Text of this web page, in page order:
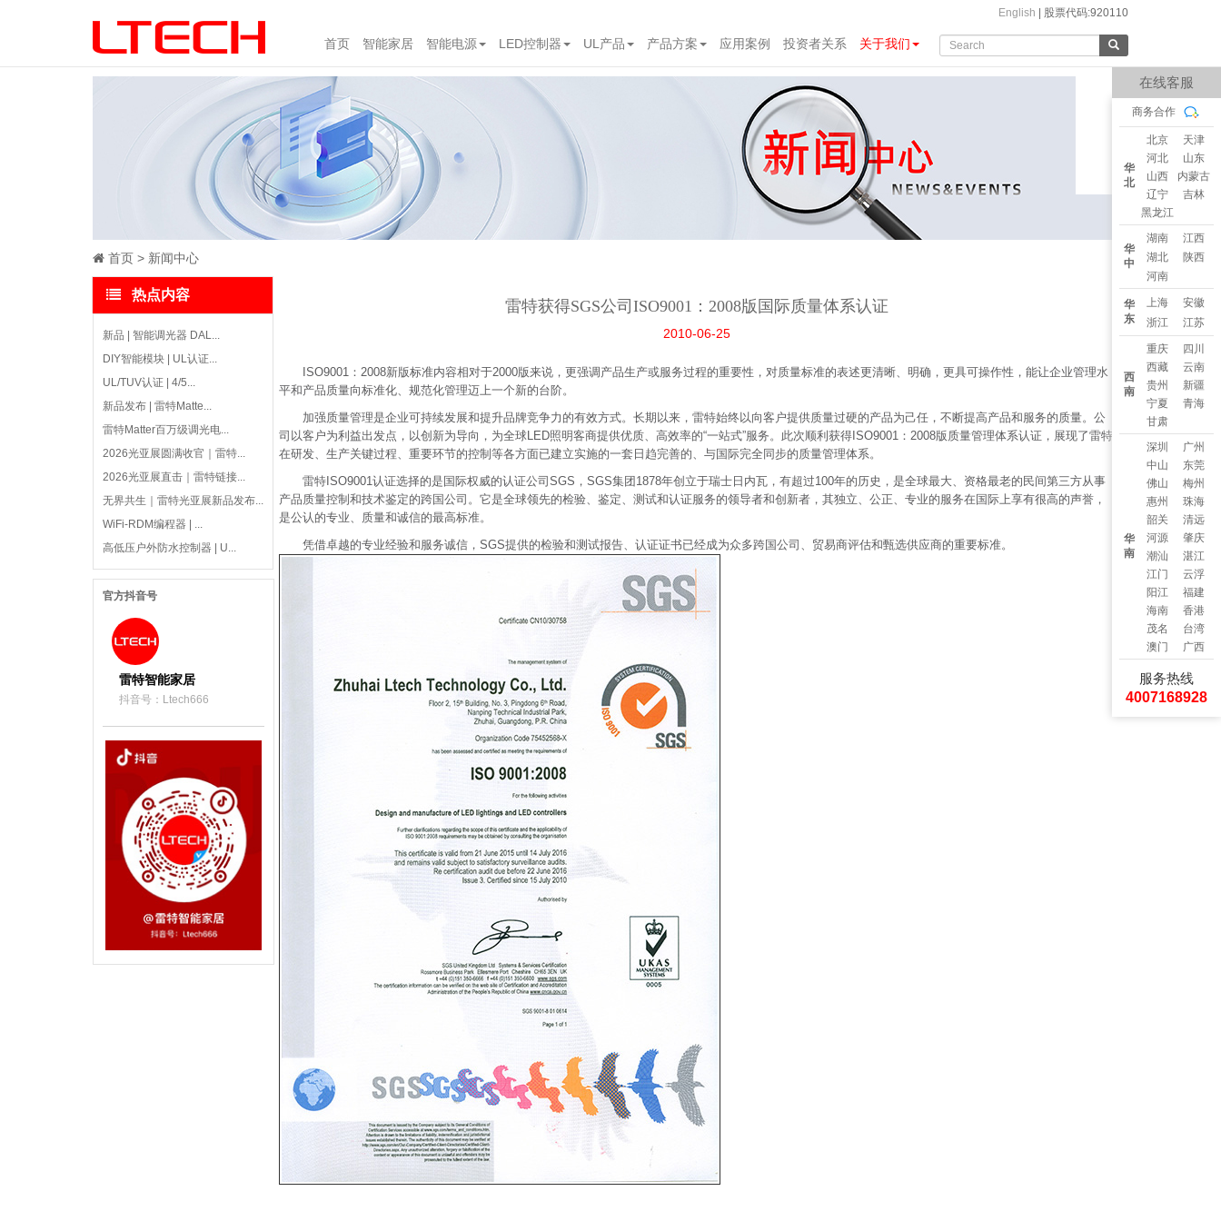
English 股票代码:920110
首页 智能家居 智能电源 LED控制器 UL产品 产品方案 应用案例 投资者关系 关于我们
首页 新闻中心
热点内容
新品 | 智能调光器 DAL...
DIY智能模块 | UL认证...
UL/TUV认证 | 4/5...
新品发布 | 雷特Matte...
雷特Matter百万级调光电...
2026光亚展圆满收官｜雷特...
2026光亚展直击｜雷特链接...
无界共生｜雷特光亚展新品发布...
WiFi-RDM编程器 | ...
高低压户外防水控制器 | U...
官方抖音号
雷特智能家居
抖音号：Ltech666
雷特获得SGS公司ISO9001：2008版国际质量体系认证
2010-06-25
ISO9001：2008新版标准内容相对于2000版来说，更强调产品生产或服务过程的重要性，对质量标准的表述更清晰、明确，更具可操作性，能让企业管理水
平和产品质量向标准化、规范化管理迈上一个新的台阶。
加强质量管理是企业可持续发展和提升品牌竞争力的有效方式。长期以来，雷特始终以向客户提供质量过硬的产品为己任，不断提高产品和服务的质量。公
司以客户为利益出发点，以创新为导向，为全球LED照明客商提供优质、高效率的“一站式”服务。此次顺利获得ISO9001：2008版质量管理体系认证，展现了雷特
在研发、生产关键过程、重要环节的控制等各方面已建立实施的一套日趋完善的、与国际完全同步的质量管理体系。
雷特ISO9001认证选择的是国际权威的认证公司SGS，SGS集团1878年创立于瑞士日内瓦，有超过100年的历史，是全球最大、资格最老的民间第三方从事
产品质量控制和技术鉴定的跨国公司。它是全球领先的检验、鉴定、测试和认证服务的领导者和创新者，其独立、公正、专业的服务在国际上享有很高的声誉，
是公认的专业、质量和诚信的最高标准。
凭借卓越的专业经验和服务诚信，SGS提供的检验和测试报告、认证证书已经成为众多跨国公司、贸易商评估和甄选供应商的重要标准。
在线客服
商务合作
华
北
北京
河北
山西
辽宁
黑龙江
天津
山东
内蒙古
吉林
华
中
湖南
湖北
河南
江西
陕西
华
东
上海
浙江
安徽
江苏
西
南
重庆
西藏
贵州
宁夏
甘肃
四川
云南
新疆
青海
华
南
深圳
中山
佛山
惠州
韶关
河源
潮汕
江门
阳江
海南
茂名
澳门
广州
东莞
梅州
珠海
清远
肇庆
湛江
云浮
福建
香港
台湾
广西
服务热线
4007168928